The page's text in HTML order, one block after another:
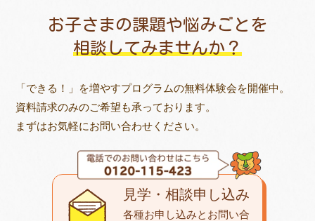
お子さまの課題や悩みごとを
相談してみませんか？
「できる！」を増やすプログラムの無料体験会を開催中。
資料請求のみのご希望も承っております。
まずはお気軽にお問い合わせください。
見学・相談申し込み
各種お申し込みとお問い合